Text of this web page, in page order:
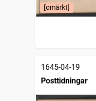
[omärkt]
1645-04-19
Posttidningar